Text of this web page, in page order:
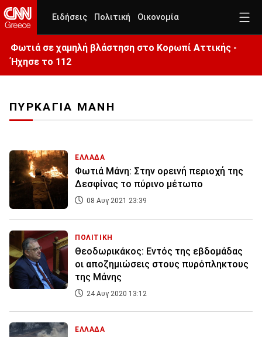
Ειδήσεις Πολιτική Οικονομία
Φωτιά σε χαμηλή βλάστηση στο Κορωπί Αττικής -
Ήχησε το 112
ΠΥΡΚΑΓΙΑ ΜΑΝΗ
ΕΛΛΑΔΑ
Φωτιά Μάνη: Στην ορεινή περιοχή της
Δεσφίνας το πύρινο μέτωπο
08 Αυγ 2021 23:39
ΠΟΛΙΤΙΚΗ
Θεοδωρικάκος: Εντός της εβδομάδας
οι αποζημιώσεις στους πυρόπληκτους
της Μάνης
24 Αυγ 2020 13:12
ΕΛΛΑΔΑ